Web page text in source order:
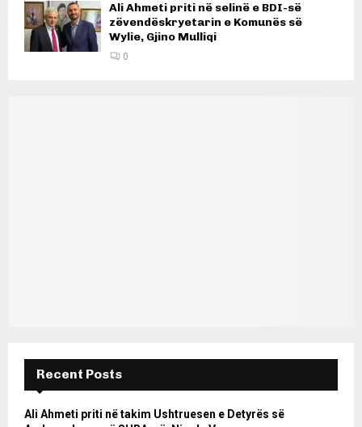
Ali Ahmeti priti në selinë e BDI-së
zëvendëskryetarin e Komunës së
Wylie, Gjino Mulliqi
0
Recent Posts
Ali Ahmeti priti në takim Ushtruesen e Detyrës së